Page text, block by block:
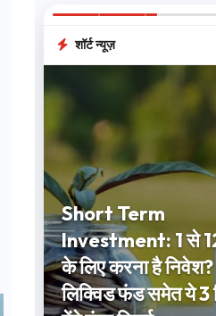
शॉर्ट न्यूज़
Short Term
Investment: 1 से
के लिए करना है
लिक्विड फंड समेत ये 3